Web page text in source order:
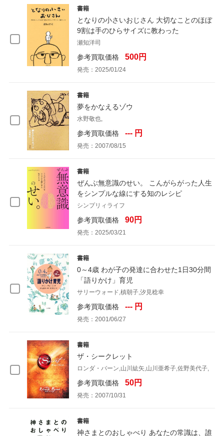
書籍
となりの小さいおじさん 大切なことのほぼ
9割は手のひらサイズに教わった
瀬知洋司
参考買取価格 500円
発売：2025/01/24
書籍
夢をかなえるゾウ
水野敬也,
参考買取価格 --- 円
発売：2007/08/15
書籍
ぜんぶ無意識のせい。 こんがらがった人生
をシンプルな線にする知のレシピ
シンプリィライフ
参考買取価格 90円
発売：2025/03/21
書籍
0～4歳 わが子の発達に合わせた1日30分間
「語りかけ」育児
サリーウォード,槙朝子,汐見稔幸
参考買取価格 --- 円
発売：2001/06/27
書籍
ザ・シークレット
ロンダ・バーン,山川紘矢,山川亜希子,佐野美代子,
参考買取価格 50円
発売：2007/10/31
書籍
神さまとのおしゃべり あなたの常識は、誰